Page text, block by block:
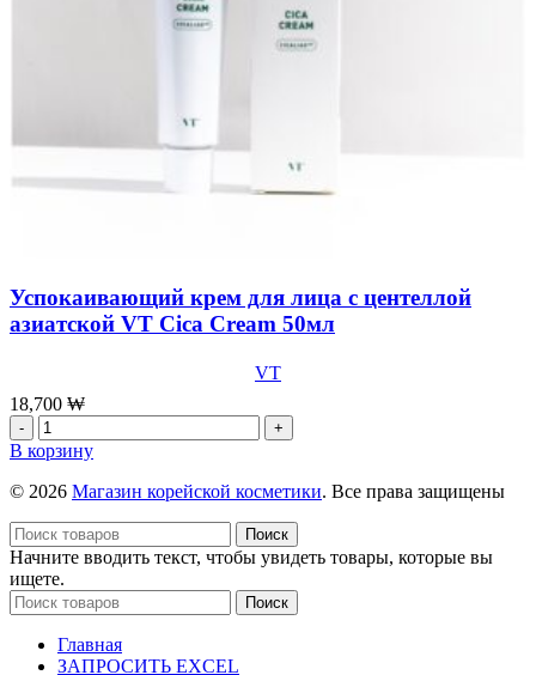
Успокаивающий крем для лица с центеллой
азиатской VT Cica Cream 50мл
VT
18,700 ₩
Количество
товара
Успокаивающий
крем
лица
с
центеллой
азиатской
VT
Cica
Cream
В корзину
© 2026 Магазин корейской косметики. Все права защищены
Поиск
Начните вводить текст, чтобы увидеть товары, которые вы
ищете.
Поиск
Главная
ЗАПРОСИТЬ EXCEL